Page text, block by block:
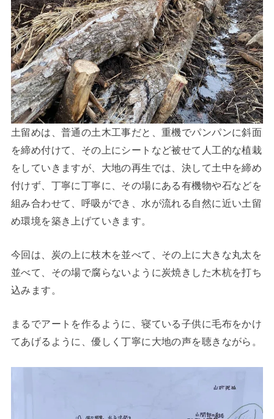
土留めは、普通の土木工事だと、重機でパンパンに斜面
を締め付けて、その上にシートなど被せて人工的な植栽
をしていきますが、大地の再生では、決して土中を締め
付けず、丁寧に丁寧に、その場にある有機物や石などを
組み合わせて、呼吸ができ、水が流れる自然に近い土留
め環境を築き上げていきます。
今回は、炭の上に枝木を並べて、その上に大きな丸太を
並べて、その場で腐らないように炭焼きした木杭を打ち
込みます。
まるでアートを作るように、寝ている子供に毛布をかけ
てあげるように、優しく丁寧に大地の声を聴きながら。